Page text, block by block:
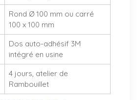
Rond Ø 100 mm ou carré
100 x 100 mm
Dos auto-adhésif 3M
intégré en usine
4 jours, atelier de
Rambouillet